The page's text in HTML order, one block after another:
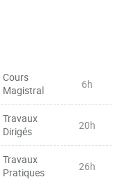
Cours
Magistral
6h
Travaux
Dirigés
20h
Travaux
Pratiques
26h